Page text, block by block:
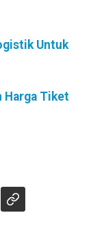
Untuk
Harga Tiket